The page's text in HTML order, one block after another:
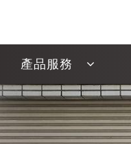
產品服務